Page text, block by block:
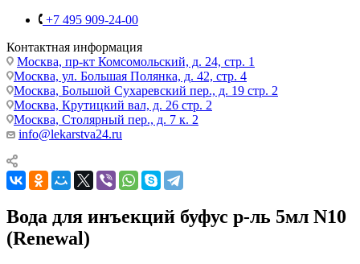
+7 495 909-24-00
Контактная информация
Москва, пр-кт Комсомольский, д. 24, стр. 1
Москва, ул. Большая Полянка, д. 42, стр. 4
Москва, Большой Сухаревский пер., д. 19 стр. 2
Москва, Крутицкий вал, д. 26 стр. 2
Москва, Столярный пер., д. 7 к. 2
info@lekarstva24.ru
Вода для инъекций буфус р-ль 5мл N10
(Renewal)